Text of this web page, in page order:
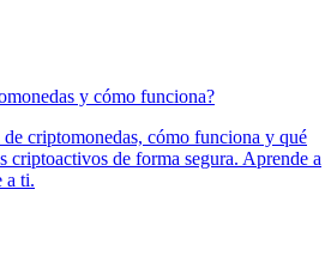
y cómo funciona?
de criptomonedas, cómo funciona y qué
criptoactivos de forma segura. Aprende a
a ti.